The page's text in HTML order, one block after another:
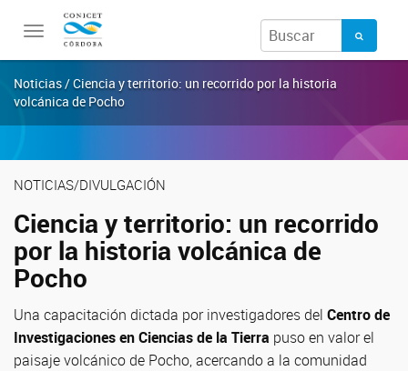
Toggle
navigation
Noticias / Ciencia y territorio: un recorrido por la historia
volcánica de Pocho
NOTICIAS/DIVULGACIÓN
Ciencia y territorio: un recorrido
por la historia volcánica de
Pocho
Una capacitación dictada por investigadores del Centro de
Investigaciones en Ciencias de la Tierra puso en valor el
paisaje volcánico de Pocho, acercando a la comunidad